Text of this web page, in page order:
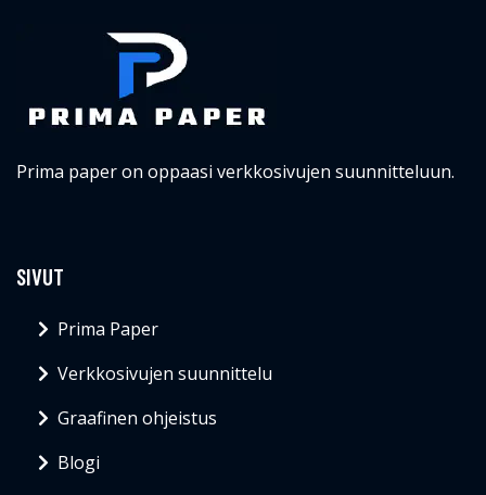
Prima paper on oppaasi verkkosivujen suunnitteluun.
SIVUT
Prima Paper
Verkkosivujen suunnittelu
Graafinen ohjeistus
Blogi